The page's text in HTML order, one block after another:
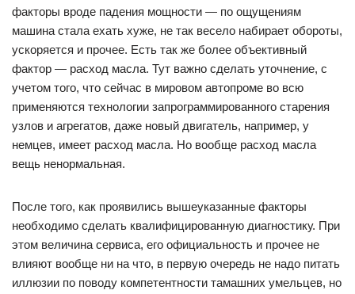
факторы вроде падения мощности — по ощущениям
машина стала ехать хуже, не так весело набирает обороты,
ускоряется и прочее. Есть так же более объективный
фактор — расход масла. Тут важно сделать уточнение, с
учетом того, что сейчас в мировом автопроме во всю
применяются технологии запрограммированного старения
узлов и агрегатов, даже новый двигатель, например, у
немцев, имеет расход масла. Но вообще расход масла
вещь ненормальная.
После того, как проявились вышеуказанные факторы
необходимо сделать квалифицированную диагностику. При
этом величина сервиса, его официальность и прочее не
влияют вообще ни на что, в первую очередь не надо питать
иллюзии по поводу компетентности тамашних умельцев, но